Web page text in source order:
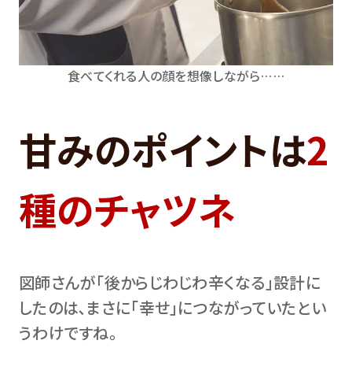
食べてくれる人の顔を想像しながら……
甘みのポイントは2
種のチャツネ
図師さんが｢後からじわじわ辛くなる｣設計に
したのは､まさに｢幸せ｣につながっていたとい
うわけですね。